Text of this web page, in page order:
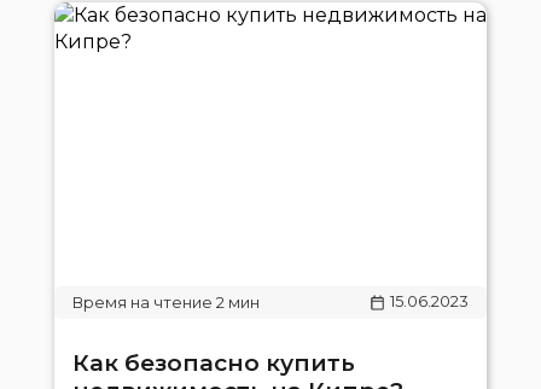
15.06.2023
Как безопасно купить